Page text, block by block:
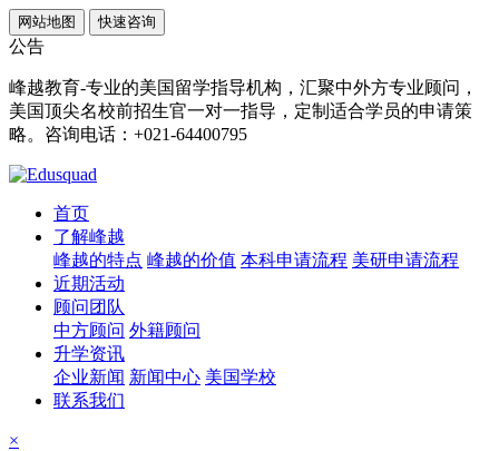
网站地图 快速咨询
公告
峰越教育-专业的美国留学指导机构，汇聚中外方专业顾问，
美国顶尖名校前招生官一对一指导，定制适合学员的申请策
略。咨询电话：+021-64400795
首页
了解峰越
峰越的特点 峰越的价值 本科申请流程 美研申请流程
近期活动
顾问团队
中方顾问 外籍顾问
升学资讯
企业新闻 新闻中心 美国学校
联系我们
×